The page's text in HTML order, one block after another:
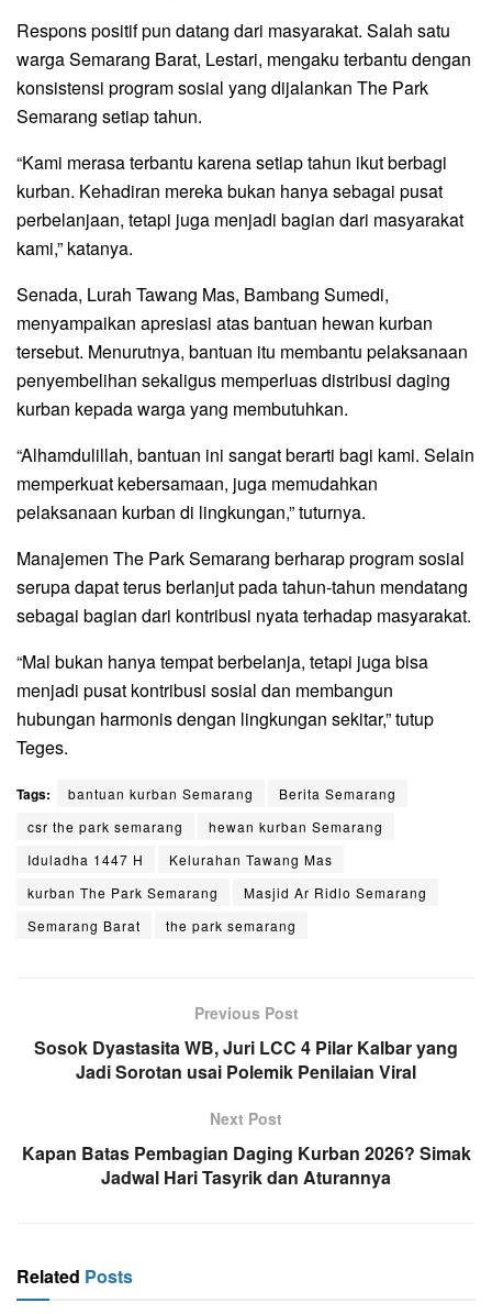
Respons positif pun datang dari masyarakat. Salah satu
warga Semarang Barat, Lestari, mengaku terbantu dengan
konsistensi program sosial yang dijalankan The Park
Semarang setiap tahun.
“Kami merasa terbantu karena setiap tahun ikut berbagi
kurban. Kehadiran mereka bukan hanya sebagai pusat
perbelanjaan, tetapi juga menjadi bagian dari masyarakat
kami,” katanya.
Senada, Lurah Tawang Mas, Bambang Sumedi,
menyampaikan apresiasi atas bantuan hewan kurban
tersebut. Menurutnya, bantuan itu membantu pelaksanaan
penyembelihan sekaligus memperluas distribusi daging
kurban kepada warga yang membutuhkan.
“Alhamdulillah, bantuan ini sangat berarti bagi kami. Selain
memperkuat kebersamaan, juga memudahkan
pelaksanaan kurban di lingkungan,” tuturnya.
Manajemen The Park Semarang berharap program sosial
serupa dapat terus berlanjut pada tahun-tahun mendatang
sebagai bagian dari kontribusi nyata terhadap masyarakat.
“Mal bukan hanya tempat berbelanja, tetapi juga bisa
menjadi pusat kontribusi sosial dan membangun
hubungan harmonis dengan lingkungan sekitar,” tutup
Teges.
Tags: bantuan kurban Semarang
Berita Semarang
csr the park semarang
hewan kurban Semarang
Iduladha 1447 H
Kelurahan Tawang Mas
kurban The Park Semarang
Masjid Ar Ridlo Semarang
Semarang Barat
the park semarang
Previous Post
Sosok Dyastasita WB, Juri LCC 4 Pilar Kalbar yang
Jadi Sorotan usai Polemik Penilaian Viral
Next Post
Kapan Batas Pembagian Daging Kurban 2026? Simak
Jadwal Hari Tasyrik dan Aturannya
Related Posts